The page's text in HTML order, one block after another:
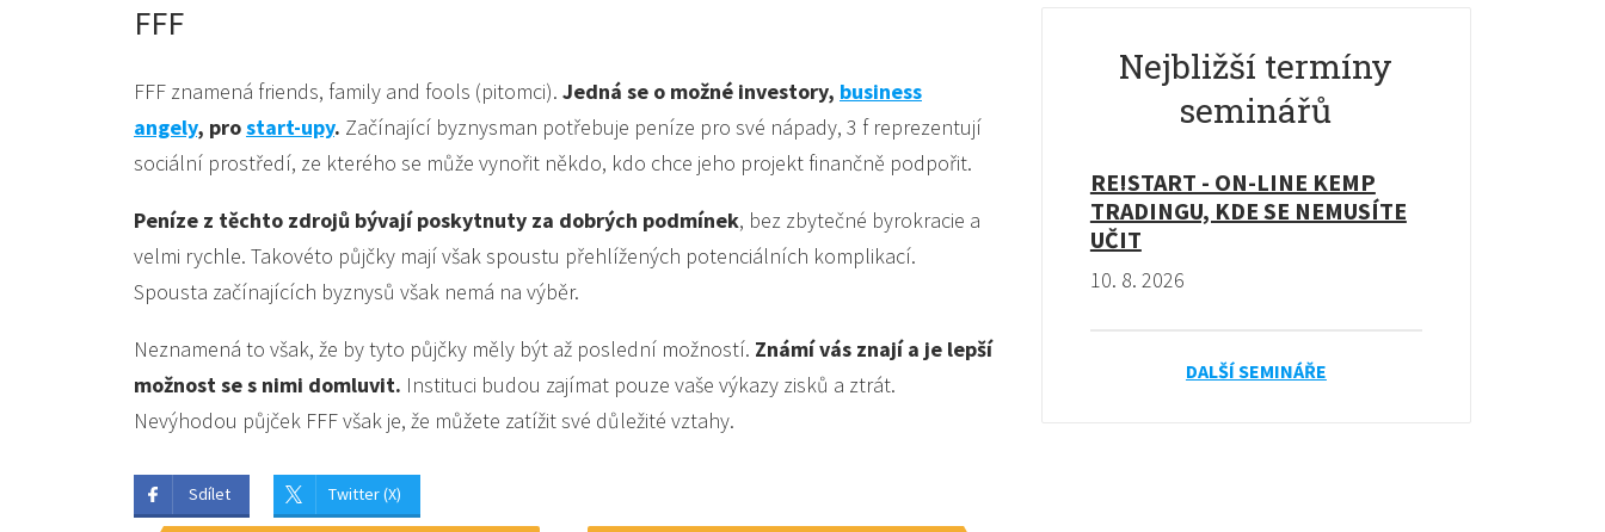
FFF
FFF znamená friends, family and fools (pitomci). Jedná se o možné investory, business
angely, prostart-upy. Začínající byznysman potřebuje peníze pro své nápady, 3 f reprezentují
sociální prostředí, ze kterého se může vynořit někdo, kdo chce jeho projekt finančně podpořit.
Peníze z těchto zdrojů bývají poskytnuty za dobrých podmínek, bez zbytečné byrokracie a
velmi rychle. Takovéto půjčky mají však spoustu přehlížených potenciálních komplikací.
Spousta začínajících byznysů však nemá na výběr.
Neznamená to však, že by tyto půjčky měly být až poslední možností. Známí vás znají a je lepší
možnost se s nimi domluvit. Instituci budou zajímat pouze vaše výkazy zisků a ztrát.
Nevýhodou půjček FFF však je, že můžete zatížit své důležité vztahy.
Sdílet Twitter (X)
Nejbližší termíny
seminářů
RE!START - ON-LINE KEMP
TRADINGU, KDE SE NEMUSÍTE
UČIT
10. 8. 2026
DALŠÍ SEMINÁŘE